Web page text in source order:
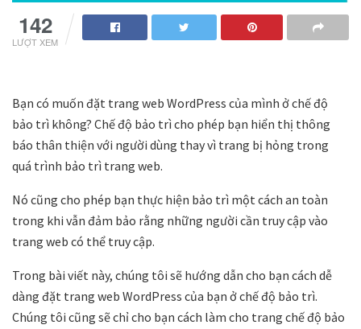
142
LƯỢT XEM
Bạn có muốn đặt trang web WordPress của mình ở chế độ
bảo trì không? Chế độ bảo trì cho phép bạn hiển thị thông
báo thân thiện với người dùng thay vì trang bị hỏng trong
quá trình bảo trì trang web.
Nó cũng cho phép bạn thực hiện bảo trì một cách an toàn
trong khi vẫn đảm bảo rằng những người cần truy cập vào
trang web có thể truy cập.
Trong bài viết này, chúng tôi sẽ hướng dẫn cho bạn cách dễ
dàng đặt trang web WordPress của bạn ở chế độ bảo trì.
Chúng tôi cũng sẽ chỉ cho bạn cách làm cho trang chế độ bảo